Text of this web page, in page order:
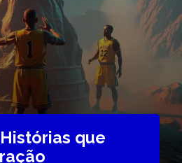
que